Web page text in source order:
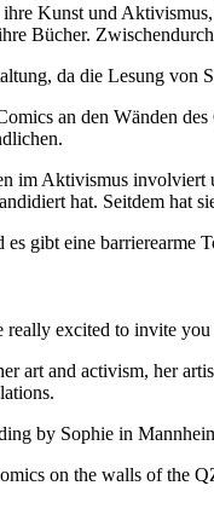
Kunst und
Bücher.
da die Lesung
an den Wänden
im Aktivismus
hat. Seitdem hat
gibt eine barrierearme
really excited to invite
art and activism, her
by Sophie in
on the walls of the